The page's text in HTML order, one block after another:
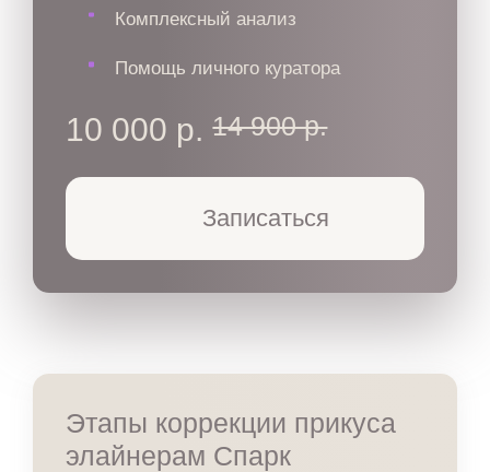
Комплексный анализ
Помощь личного куратора
10 000 р. 14 900 р.
Записаться
Этапы коррекции прикуса
элайнерам Спарк